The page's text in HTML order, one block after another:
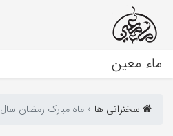
ماء معین
سخنرانی ها ماه مبارک رمضان سال 1436 (1394 شمسی)